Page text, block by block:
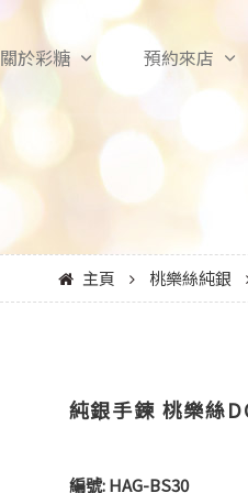
關於彩糖 預約來店
主頁 桃樂絲純銀
純銀手鍊 桃樂絲
編號:HAG-BS30